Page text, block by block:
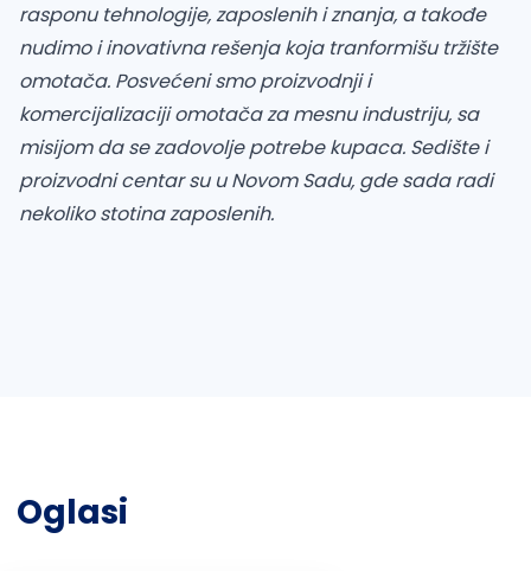
rasponu tehnologije, zaposlenih i znanja, a takođe
nudimo i inovativna rešenja koja tranformišu tržište
omotača. Posvećeni smo proizvodnji i
komercijalizaciji omotača za mesnu industriju, sa
misijom da se zadovolje potrebe kupaca. Sedište i
proizvodni centar su u Novom Sadu, gde sada radi
nekoliko stotina zaposlenih.
Oglasi